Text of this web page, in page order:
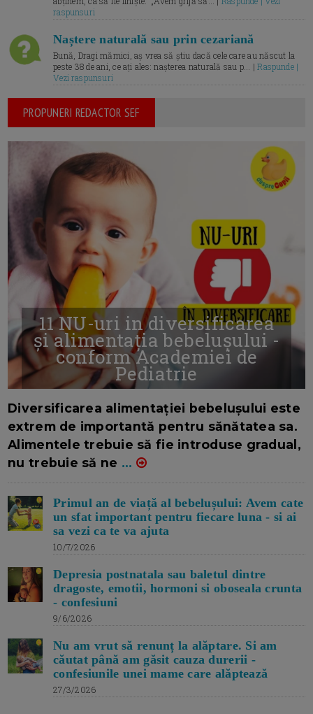
raspunsuri
Naștere naturală sau prin cezariană
Bună, Dragi mămici, aș vrea să știu dacă cele care au născut la
peste 38 de ani, ce ați ales: nașterea naturală sau p... |Raspunde |
Vezi raspunsuri
PROPUNERI REDACTOR SEF
11 NU-uri in diversificarea
și alimentația bebelușului -
conform Academiei de
Pediatrie
Diversificarea alimentației bebelușului este
extrem de importantă pentru sănătatea sa.
Alimentele trebuie să fie introduse gradual,
nu trebuie să ne ...
Primul an de viață al bebelușului: Avem cate
un sfat important pentru fiecare luna - si ai
sa vezi ca te va ajuta
10/7/2026
Depresia postnatala sau baletul dintre
dragoste, emotii, hormoni si oboseala crunta
- confesiuni
9/6/2026
Nu am vrut să renunț la alăptare. Si am
căutat până am găsit cauza durerii -
confesiunile unei mame care alăptează
27/3/2026